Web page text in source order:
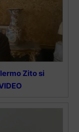
Zito si